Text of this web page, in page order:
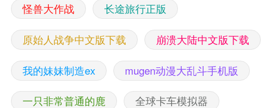
怪兽大作战 长途旅行正版
原始人战争中文版下载 崩溃大陆中文版下载
我的妹妹制造ex mugen动漫大乱斗手机版
一只非常普通的鹿 全球卡车模拟器